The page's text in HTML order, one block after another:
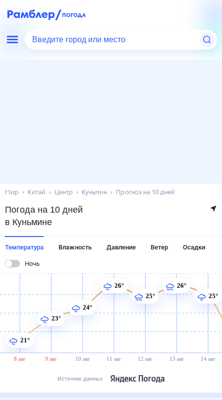
Введите город или место
Мир Китай Центр Куньмин Прогноз на 10 дней
Погода на 10 дней
в Куньмине
Температура Влажность Давление Ветер Осадки
Ночь
8 авг 9 авг 10 авг 11 авг 12 авг 13 авг 14 авг
21°
23°
24°
26°
25°
26°
25°
Источник данных